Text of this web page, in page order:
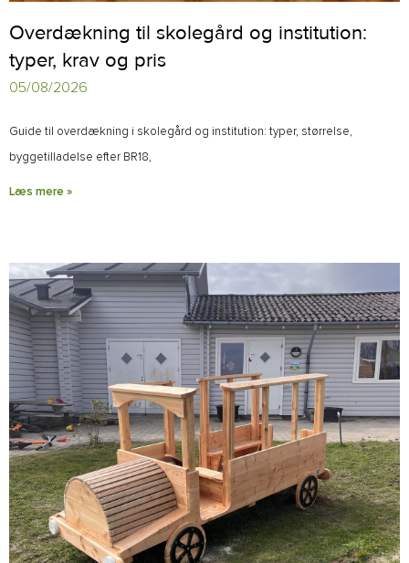
Overdækning til skolegård og institution:
typer, krav og pris
05/08/2026
Guide til overdækning i skolegård og institution: typer, størrelse,
byggetilladelse efter BR18,
Læs mere »